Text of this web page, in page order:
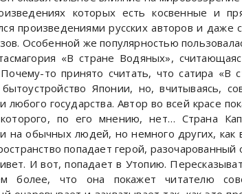
которых есть косвенные и
произведениями русских авторов и даже
Особенной же популярностью
«В стране Водяных»,
то принято считать, что сатира «В
Японии, но, вчитываясь,
любого государства. Автор во всей красе
по его мнению, нет… Страна
на обычных людей, но немного других, как
попадает герой,
И вот, попадает в Утопию.
более, что она покажет читателю